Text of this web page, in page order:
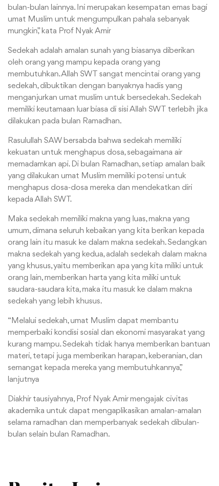
bulan-bulan lainnya. Ini merupakan kesempatan emas bagi
umat Muslim untuk mengumpulkan pahala sebanyak
mungkin,” kata Prof Nyak Amir
Sedekah adalah amalan sunah yang biasanya diberikan
oleh orang yang mampu kepada orang yang
membutuhkan. Allah SWT sangat mencintai orang yang
sedekah, dibuktikan dengan banyaknya hadis yang
menganjurkan umat muslim untuk bersedekah. Sedekah
memiliki keutamaan luar biasa di sisi Allah SWT terlebih jika
dilakukan pada bulan Ramadhan.
Rasulullah SAW bersabda bahwa sedekah memiliki
kekuatan untuk menghapus dosa, sebagaimana air
memadamkan api. Di bulan Ramadhan, setiap amalan baik
yang dilakukan umat Muslim memiliki potensi untuk
menghapus dosa-dosa mereka dan mendekatkan diri
kepada Allah SWT.
Maka sedekah memiliki makna yang luas, makna yang
umum, dimana seluruh kebaikan yang kita berikan kepada
orang lain itu masuk ke dalam makna sedekah. Sedangkan
makna sedekah yang kedua, adalah sedekah dalam makna
yang khusus, yaitu memberikan apa yang kita miliki untuk
orang lain, memberikan harta yang kita miliki untuk
saudara-saudara kita, maka itu masuk ke dalam makna
sedekah yang lebih khusus.
“Melalui sedekah, umat Muslim dapat membantu
memperbaiki kondisi sosial dan ekonomi masyarakat yang
kurang mampu. Sedekah tidak hanya memberikan bantuan
materi, tetapi juga memberikan harapan, keberanian, dan
semangat kepada mereka yang membutuhkannya,”
lanjutnya
Diakhir tausiyahnya, Prof Nyak Amir mengajak civitas
akademika untuk dapat mengaplikasikan amalan-amalan
selama ramadhan dan memperbanyak sedekah dibulan-
bulan selain bulan Ramadhan.